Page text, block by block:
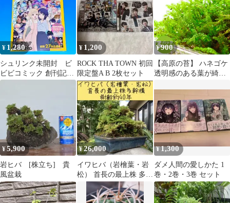
¥ 1,280
シュリンク未開封 ビ
ビビコミック 創刊記念
号 付録 超かぐや姫！
¥ 1,200
ROCK THA TOWN 初回
限定盤A B 2枚セット
¥900
【高原の苔】 ハネゴケ
透明感のある葉が綺麗
リウム 日陰向き 湿潤な
環境を好む クローズ 密
閉容器向け S(１０ｃｍ
×１２ｃｍ)外寸
¥5,900
岩ヒバ [株立ち] 貴
風盆栽
¥26,000
イワヒバ（岩檜葉・岩
松） 首長の最上株 多幹
樹 樹齢約40年
¥1,300
ダメ人間の愛しかた 1
巻・2巻・3巻 セット